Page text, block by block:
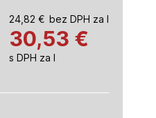
24,82 € bez DPH za l
30,53 €
s DPH za l